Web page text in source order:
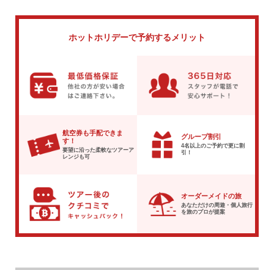
ホットホリデーで予約するメリット
航空券も手配できま
す！
要望に沿った柔軟なツアーア
レンジも可
グループ割引
4名以上のご予約で更に割
引！
オーダーメイドの旅
あなただけの周遊・個人旅行
を旅のプロが提案